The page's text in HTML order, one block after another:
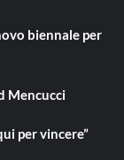
biennale per
Mencucci
per vincere”